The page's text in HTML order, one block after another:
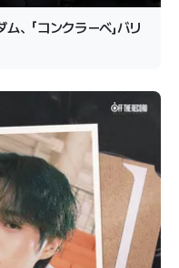
、「コンクラーベ」バリ